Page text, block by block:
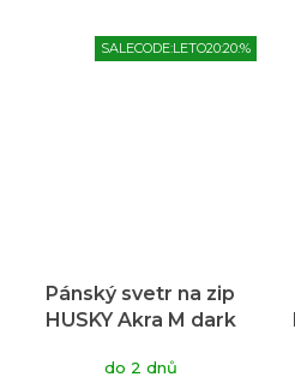
SALECODE:LETO20:20:%
Pánský svetr na zip
HUSKY Akra M dark
do 2 dnů